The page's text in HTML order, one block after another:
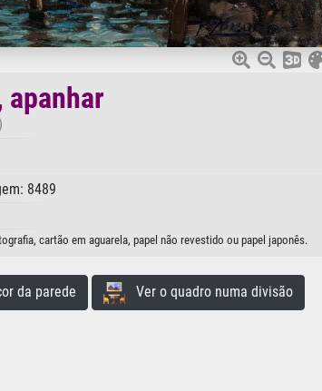
apanhar
8489
cartão em aguarela, papel não revestido ou papel japonês.
da parede Ver o quadro numa divisão